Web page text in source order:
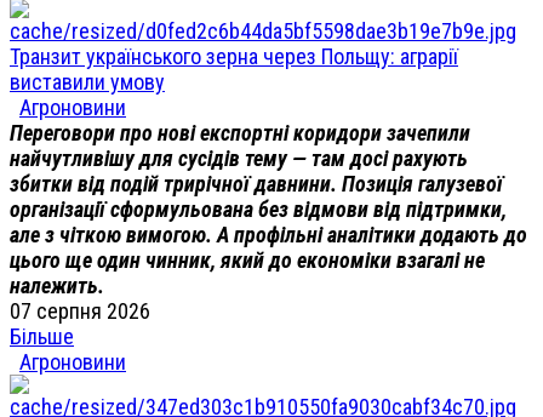
Транзит українського зерна через Польщу: аграрії
виставили умову
Агроновини
Переговори про нові експортні коридори зачепили
найчутливішу для сусідів тему — там досі рахують
збитки від подій трирічної давнини. Позиція галузевої
організації сформульована без відмови від підтримки,
але з чіткою вимогою. А профільні аналітики додають до
цього ще один чинник, який до економіки взагалі не
належить.
07 серпня 2026
Більше
Агроновини